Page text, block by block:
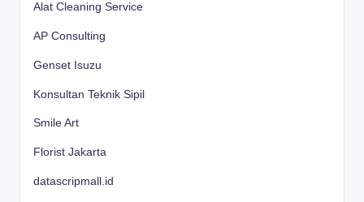
Alat Cleaning Service
AP Consulting
Genset Isuzu
Konsultan Teknik Sipil
Smile Art
Florist Jakarta
datascripmall.id